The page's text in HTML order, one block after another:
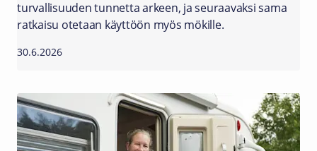
turvallisuuden tunnetta arkeen, ja seuraavaksi sama
ratkaisu otetaan käyttöön myös mökille.
30.6.2026